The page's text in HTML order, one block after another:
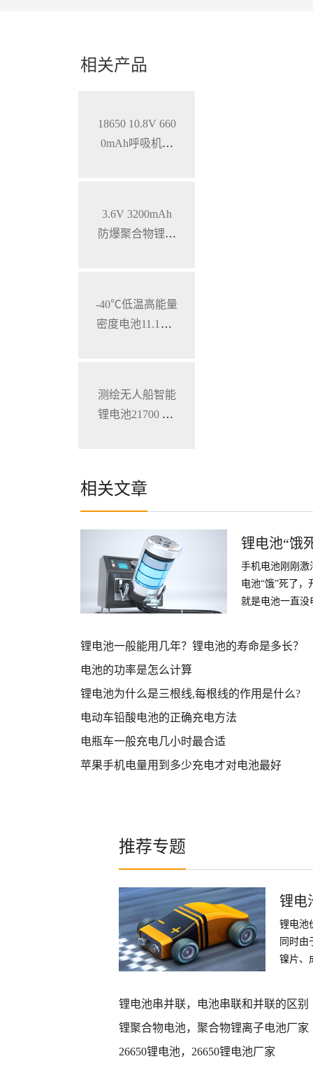
相关产品
18650 10.8V 660
0mAh呼吸机智
3.6V 3200mAh
防爆聚合物锂电
-40℃低温高能量
密度电池11.1V 7
测绘无人船智能
锂电池21700 28.
相关文章
锂电池“饿
手机电池刚刚激
电池“饿”死了
就是电池一直没
锂电池一般能用几年？锂电池的寿命是多长？
电池的功率是怎么计算
锂电池为什么是三根线,每根线的作用是什么?
电动车铅酸电池的正确充电方法
电瓶车一般充电几小时最合适
苹果手机电量用到多少充电才对电池最好
推荐专题
锂电
锂电池
同时由
镍片、
锂电池串并联，电池串联和并联的区别
锂聚合物电池，聚合物锂离子电池厂家
26650锂电池，26650锂电池厂家